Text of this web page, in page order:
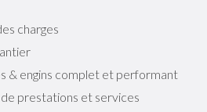
charges
& engins complet et performant
prestations et services